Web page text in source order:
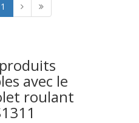
1
avec le
roulant